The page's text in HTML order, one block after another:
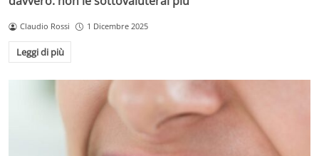
Claudio Rossi 1 Dicembre 2025
Leggi di più